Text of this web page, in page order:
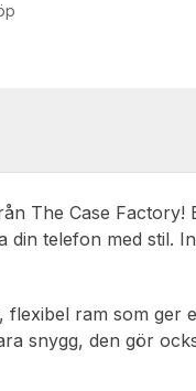
The Case Factory!
telefon med stil.
ram som ger
snygg, den gör